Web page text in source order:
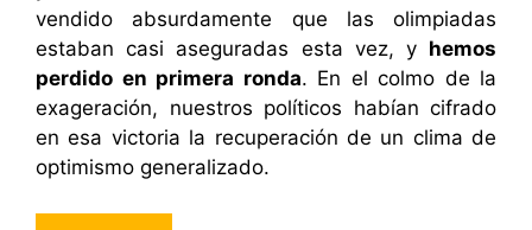
vendido absurdamente que las olimpiadas
estaban casi aseguradas esta vez, y hemos
perdido en primera ronda. En el colmo de la
exageración, nuestros políticos habían cifrado
en esa victoria la recuperación de un clima de
optimismo generalizado.